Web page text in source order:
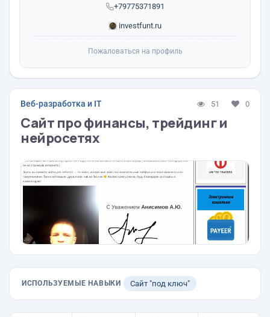
+79775371891
investfunt.ru
Пожаловаться на профиль
Веб-разработка и IT 51 0
Сайт про финансы, трейдинг и
нейросетях
ИСПОЛЬЗУЕМЫЕ НАВЫКИ Сайт "под ключ"